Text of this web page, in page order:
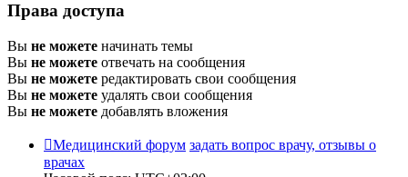
Права доступа
Вы не можете начинать темы
Вы не можете отвечать на сообщения
Вы не можете редактировать свои сообщения
Вы не можете удалять свои сообщения
Вы не можете добавлять вложения
Медицинский форум задать вопрос врачу, отзывы о
врачах